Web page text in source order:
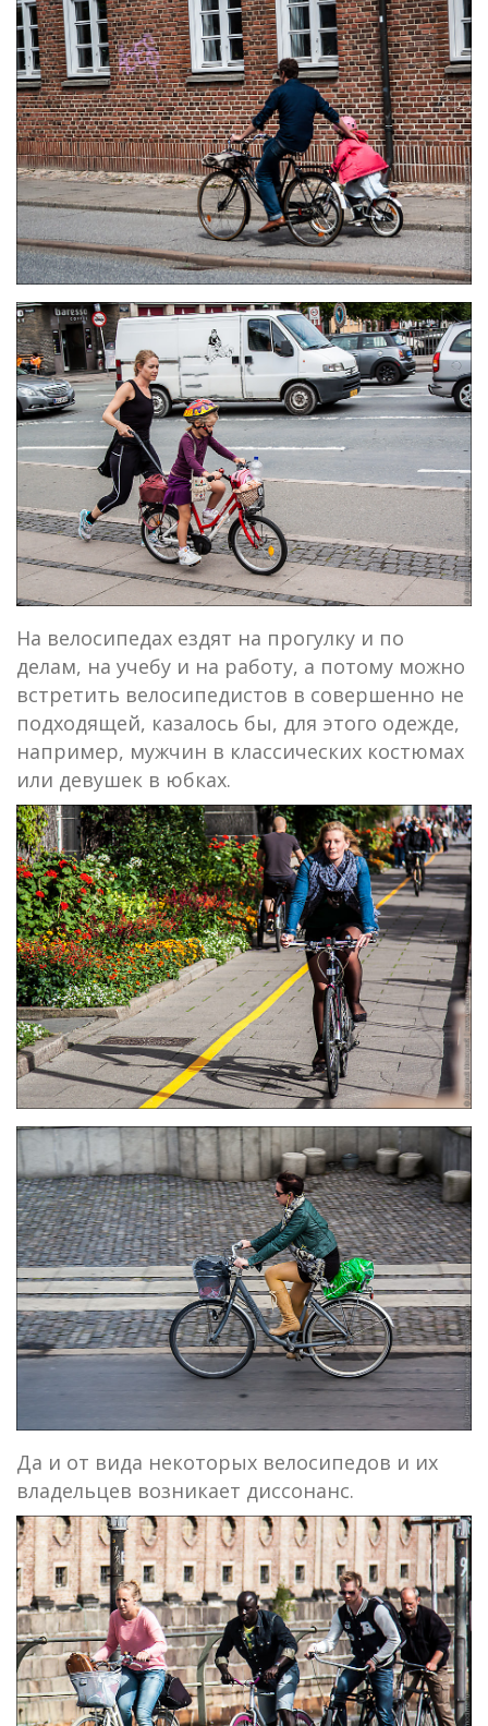
На велосипедах ездят на прогулку и по
делам, на учебу и на работу, а потому можно
встретить велосипедистов в совершенно не
подходящей, казалось бы, для этого одежде,
например, мужчин в классических костюмах
или девушек в юбках.
Да и от вида некоторых велосипедов и их
владельцев возникает диссонанс.